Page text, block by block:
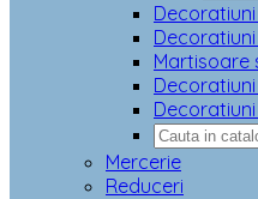
Martisoare
Mercerie
Reduceri